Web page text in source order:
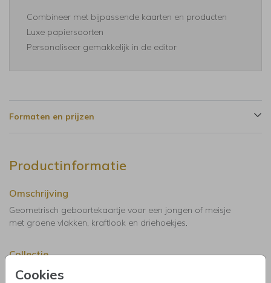
Cookies
Combineer met bijpassende kaarten en producten
Luxe papiersoorten
Personaliseer gemakkelijk in de editor
Formaten en prijzen
Productinformatie
Omschrijving
Geometrisch geboortekaartje voor een jongen of meisje
met groene vlakken, kraftlook en driehoekjes.
Collectie
Geboortekaartjes jongen